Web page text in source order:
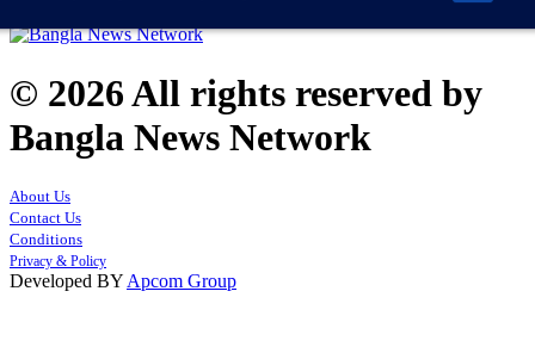
© 2026 All rights reserved by
Bangla News Network
About Us
Contact Us
Conditions
Privacy & Policy
Developed BY Apcom Group